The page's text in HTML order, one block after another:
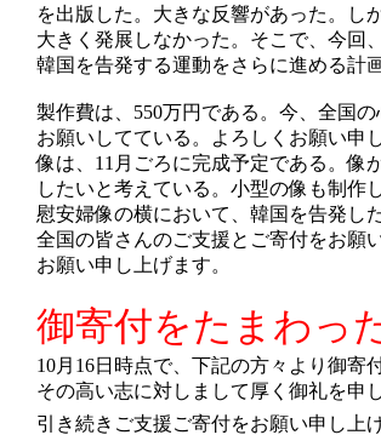
を出版した。大きな反響があった。し
大きく発展しなかった。そこで、今回
韓国を告発する運動をさらに進める計
製作費は、550万円である。今、全国
お願いしてている。よろしくお願い申
像は、11月ごろに完成予定である。像
したいと考えている。小型の像も制作
慰安婦像の横において、韓国を告発し
全国の皆さんのご支援とご寄付をお願
お願い申し上げます。
御寄付をたまわっ
10月16日時点で、下記の方々より御寄
その高い志に対しまして厚く御礼を申
引き続きご支援ご寄付をお願い申し上